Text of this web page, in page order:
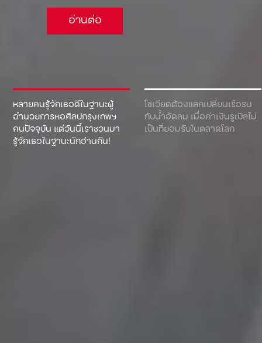
หลายคนรู้จักเธอดีในฐานะผู้
อำนวยการหอศิลปกรุงเทพฯ
คนปัจจุบัน แต่วันนี้เราชวนมา
รู้จักเธอในฐานะนักอ่านกัน!
โซเวียตต้องแลกเปลี่ยนเรือรบ
กับน้ำอัดลม เมื่อค่าเงินรูเบิลไม่
เป็นที่ยอมรับในตลาดโลก
อ่านต่อ